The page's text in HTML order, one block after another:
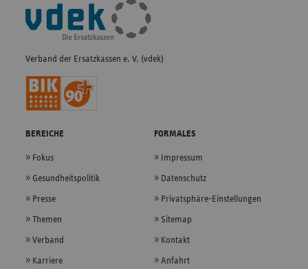
Fußleisten-
Navigation
Verband der Ersatzkassen e. V. (vdek)
BEREICHE
Fokus
Gesundheitspolitik
Presse
Themen
Verband
Karriere
FORMALES
Impressum
Datenschutz
Privatsphäre-Einstellungen
Sitemap
Kontakt
Anfahrt